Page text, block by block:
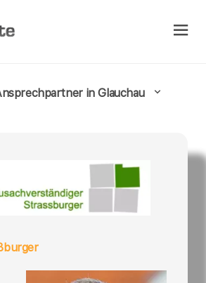
in Glauchau